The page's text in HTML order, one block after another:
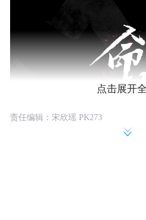
点击展开
责任编辑：宋欣瑶 PK273